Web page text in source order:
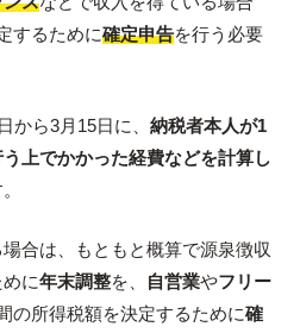
するために確定申告を行う必要
から3月15日に、 納税者本人が1
上でかかった経費などを計算し
合は、もともと概算で源泉徴収
に年末調整を、 自営業やフリー
の所得税額を決定するために確